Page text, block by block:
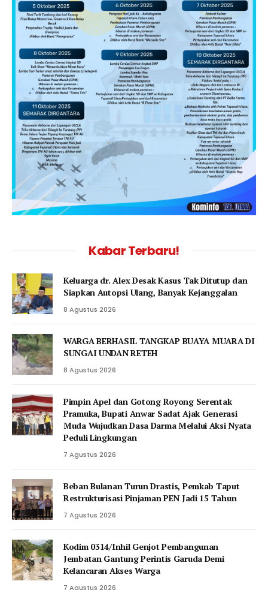
Kabar Terbaru!
Keluarga dr. Alex Desak Kasus Tak Ditutup dan
Siapkan Autopsi Ulang, Banyak Kejanggalan
8 Agustus 2026
WARGA BERHASIL TANGKAP BUAYA MUARA DI
SUNGAI UNDAN RETEH
8 Agustus 2026
Pimpin Apel dan Gotong Royong Serentak
Pramuka, Bupati Anwar Sadat Ajak Generasi
Muda Wujudkan Dasa Darma Melalui Aksi Nyata
Peduli Lingkungan
7 Agustus 2026
Beban Bulanan Turun Drastis, Pemkab Taput
Restrukturisasi Pinjaman PEN Jadi 15 Tahun‎
7 Agustus 2026
Kodim 0314/Inhil Genjot Pembangunan
Jembatan Gantung Perintis Garuda Demi
Kelancaran Akses Warga
7 Agustus 2026